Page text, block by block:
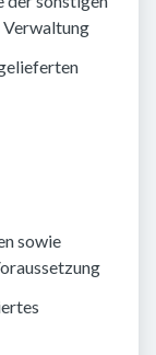
Verwaltung
sowie